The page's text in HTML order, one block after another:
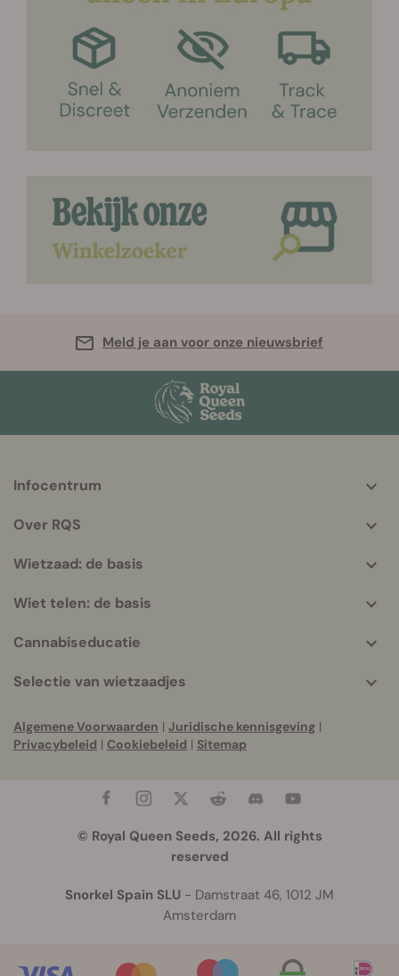
Meld je aan voor onze nieuwsbrief
info
Infocentrum
Over RQS
Wietzaad: de basis
Wiet telen: de basis
Cannabiseducatie
Selectie van wietzaadjes
Algemene Voorwaarden | Juridische kennisgeving |
Privacybeleid | Cookiebeleid | Sitemap
© Royal Queen Seeds, 2026. All rights
reserved
Snorkel Spain SLU - Damstraat 46, 1012 JM
Amsterdam